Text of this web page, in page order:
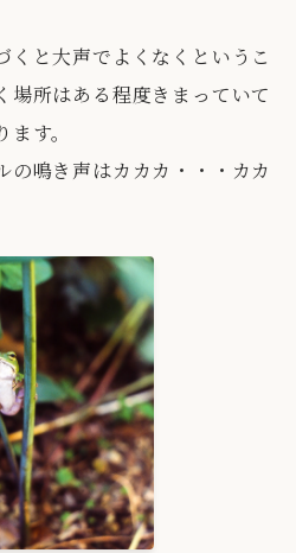
くと大声でよくなくというこ
場所はある程度きまっていて
す。
の鳴き声はカカカ・・・カカ